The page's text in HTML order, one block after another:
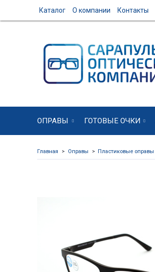
Каталог О компании Контакты
ОПРАВЫ ГОТОВЫЕ ОЧКИ
Главная Оправы Пластиковые оправы